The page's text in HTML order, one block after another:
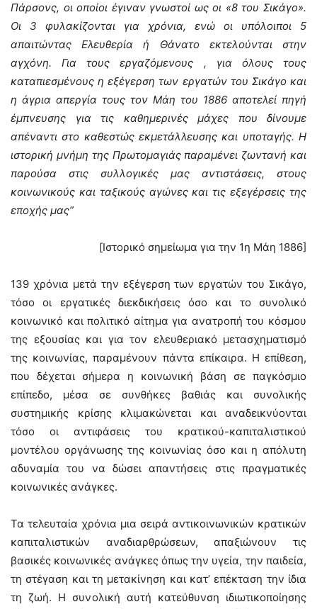
Πάρσονς, οι οποίοι έγιναν γνωστοί ως οι «8 του Σικάγο».
Οι 3 φυλακίζονται για χρόνια, ενώ οι υπόλοιποι 5
απαιτώντας Ελευθερία ή Θάνατο εκτελούνται στην
αγχόνη. Για τους εργαζόμενους , για όλους τους
καταπιεσμένους η εξέγερση των εργατών του Σικάγο και
η άγρια απεργία τους τον Μάη του 1886 αποτελεί πηγή
έμπνευσης για τις καθημερινές μάχες που δίνουμε
απέναντι στο καθεστώς εκμετάλλευσης και υποταγής. Η
ιστορική μνήμη της Πρωτομαγιάς παραμένει ζωντανή και
παρούσα στις συλλογικές μας αντιστάσεις, στους
κοινωνικούς και ταξικούς αγώνες και τις εξεγέρσεις της
εποχής μας”
[Ιστορικό σημείωμα για την 1η Μάη 1886]
139 χρόνια μετά την εξέγερση των εργατών του Σικάγο,
τόσο οι εργατικές διεκδικήσεις όσο και το συνολικό
κοινωνικό και πολιτικό αίτημα για ανατροπή του κόσμου
της εξουσίας και για τον ελευθεριακό μετασχηματισμό
της κοινωνίας, παραμένουν πάντα επίκαιρα. Η επίθεση,
που δέχεται σήμερα η κοινωνική βάση σε παγκόσμιο
επίπεδο, μέσα σε συνθήκες βαθιάς και συνολικής
συστημικής κρίσης κλιμακώνεται και αναδεικνύονται
τόσο οι αντιφάσεις του κρατικού-καπιταλιστικού
μοντέλου οργάνωσης της κοινωνίας όσο και η απόλυτη
αδυναμία του να δώσει απαντήσεις στις πραγματικές
κοινωνικές ανάγκες.
Τα τελευταία χρόνια μια σειρά αντικοινωνικών κρατικών
καπιταλιστικών αναδιαρθρώσεων, απαξιώνουν τις
βασικές κοινωνικές ανάγκες όπως την υγεία, την παιδεία,
τη στέγαση και τη μετακίνηση και κατ’ επέκταση την ίδια
τη ζωή. Η συνολική αυτή κατεύθυνση ιδιωτικοποίησης